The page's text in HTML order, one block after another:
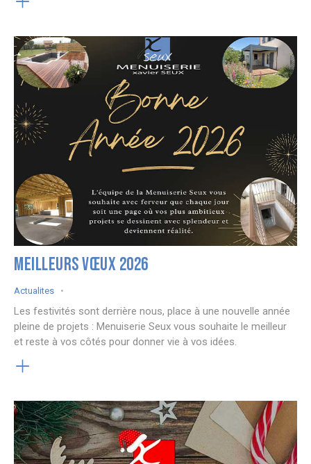
MEILLEURS VŒUX 2026
Actualites
Les festivités sont derrière nous, place à une nouvelle année
pleine de projets : Menuiserie Seux vous souhaite le meilleur
et reste à vos côtés pour donner vie à vos idées.